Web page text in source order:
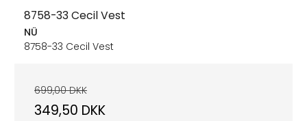
8758-33 Cecil Vest
NÜ
8758-33 Cecil Vest
699,00 DKK
349,50 DKK